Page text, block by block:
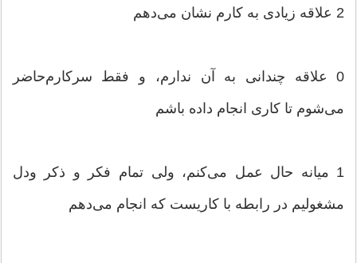
2 علاقه‌ زیادی‌ به‌ كارم‌ نشان‌ می‌دهم‌
0 علاقه‌ چندانی‌ به‌ آن‌ ندارم‌، و فقط سركارم‌حاضر
می‌شوم‌ تا كاری‌ انجام‌ داده‌ باشم‌
1 میانه‌ حال‌ عمل‌ می‌كنم‌، ولی‌ تمام‌ فكر و ذكر ودل‌
مشغولیم‌ در رابطه‌ با كاریست‌ كه‌ انجام‌ می‌دهم‌